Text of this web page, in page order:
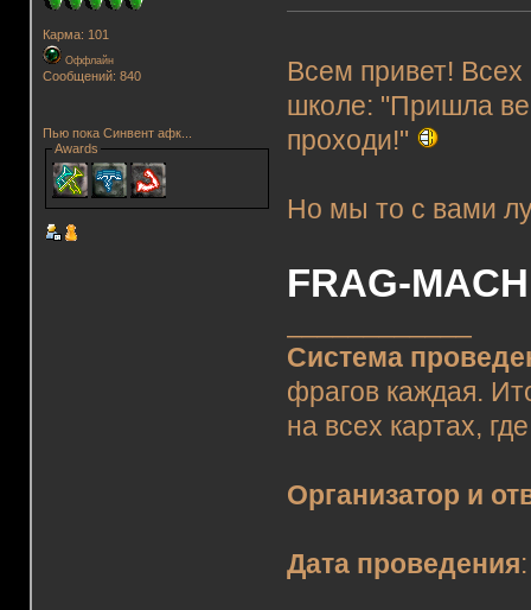
Карма: 101
Оффлайн
Сообщений: 840
Пью пока Синвент афк...
Awards
Всем привет! Всех
школе: "Пришла
проходи!"
Но мы то с вами
FRAG-
Система
фрагов каждая.
на всех картах,
Организатор и
Дата проведения